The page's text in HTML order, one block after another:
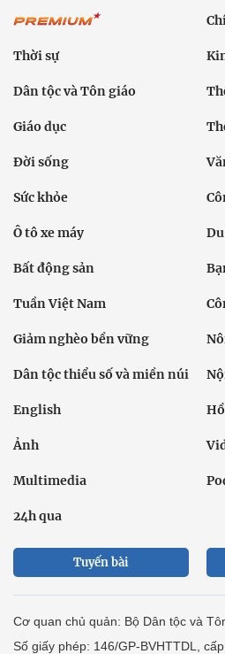
Thời sự
Dân tộc và Tôn giáo
Giáo dục
Đời sống
Sức khỏe
Ô tô xe máy
Bất động sản
Tuần Việt Nam
Giảm nghèo bền vững
Dân tộc thiểu số và miền núi
English
Ảnh
Multimedia
24h qua
Tuyến bài
Cơ quan chủ quản: Bộ Dân tộc và
Số giấy phép: 146/GP-BVHTTDL,